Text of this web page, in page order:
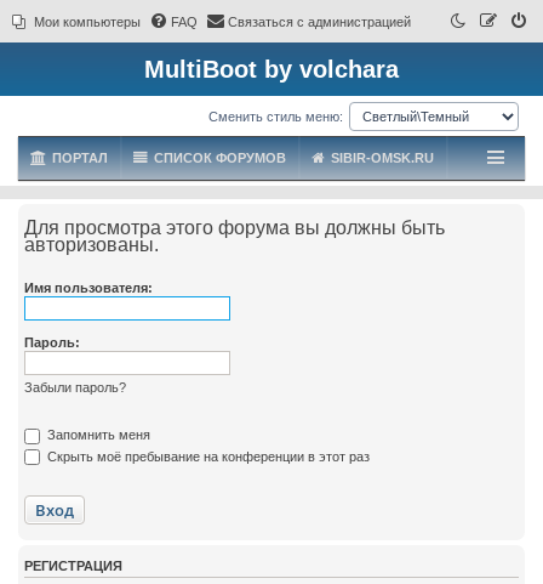
Мои компьютеры FAQ Связаться с администрацией
MultiBoot by volchara
Сменить стиль меню:
ПОРТАЛ СПИСОК ФОРУМОВ SIBIR-OMSK.RU
Для просмотра этого форума вы должны быть
авторизованы.
Имя пользователя:
Пароль:
Забыли пароль?
Запомнить меня
Скрыть моё пребывание на конференции в этот раз
РЕГИСТРАЦИЯ